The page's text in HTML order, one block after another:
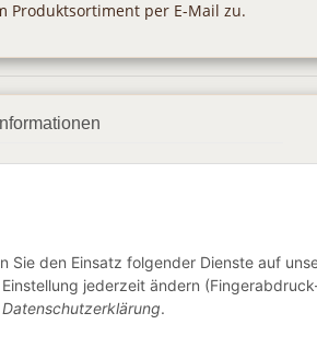
per E-Mail zu.
Informationen
Newsletter
Sie den Einsatz folgender Dienste auf
jederzeit ändern
Datenschutzerklärung.